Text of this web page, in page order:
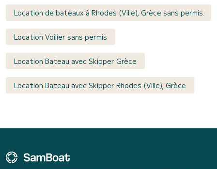
Location de bateaux à Rhodes (Ville), Grèce sans permis
Location Voilier sans permis
Location Bateau avec Skipper Grèce
Location Bateau avec Skipper Rhodes (Ville), Grèce